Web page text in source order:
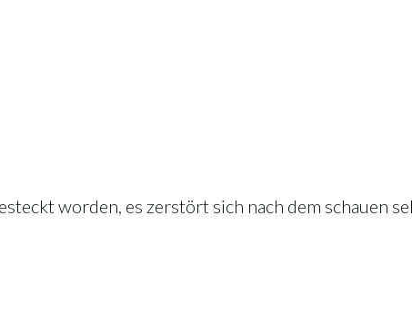
worden, es zerstört sich nach dem schauen